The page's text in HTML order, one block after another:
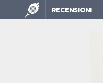
RECENSIONI